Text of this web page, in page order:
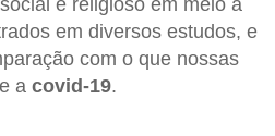
e religioso em meio à
em diversos estudos, e
com o que nossas
a covid-19.